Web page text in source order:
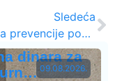
Sledeća
Nedelja prevencije povreda u saobraćaju
09.08.2026.
dinara za